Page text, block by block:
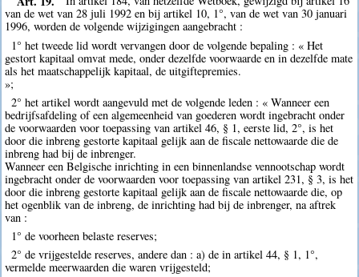
van de wet van 28 juli 1992 en bij artikel 10, 1°, van de wet van 30 januari
1996, worden de volgende wijzigingen aangebracht :
1° het tweede lid wordt vervangen door de volgende bepaling : « Het
gestort kapitaal omvat mede, onder dezelfde voorwaarde en in dezelfde mate
als het maatschappelijk kapitaal, de uitgiftepremies.
»;
2° het artikel wordt aangevuld met de volgende leden : « Wanneer een
bedrijfsafdeling of een algemeenheid van goederen wordt ingebracht onder
de voorwaarden voor toepassing van artikel 46, § 1, eerste lid, 2°, is het
door die inbreng gestorte kapitaal gelijk aan de fiscale nettowaarde die de
inbreng had bij de inbrenger.
Wanneer een Belgische inrichting in een binnenlandse vennootschap wordt
ingebracht onder de voorwaarden voor toepassing van artikel 231, § 3, is het
door die inbreng gestorte kapitaal gelijk aan de fiscale nettowaarde die, op
het ogenblik van de inbreng, de inrichting had bij de inbrenger, na aftrek
van :
1° de voorheen belaste reserves;
2° de vrijgestelde reserves, andere dan : a) de in artikel 44, § 1, 1°,
vermelde meerwaarden die waren vrijgesteld;